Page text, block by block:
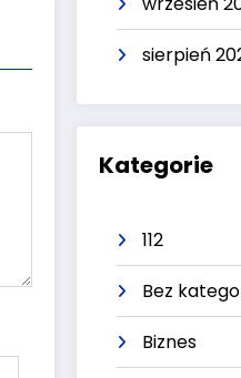
sierpień
Kategorie
112
Bez
Biznes